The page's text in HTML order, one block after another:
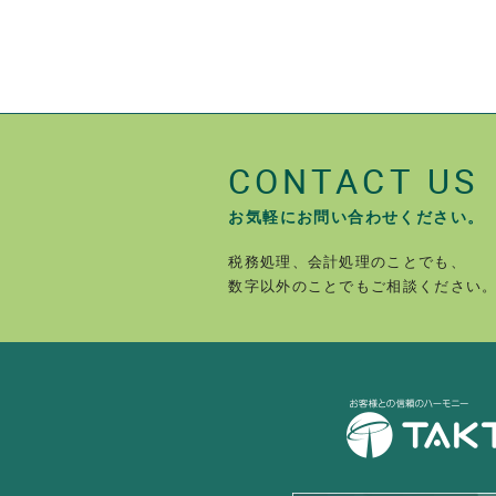
CONTACT US
お気軽にお問い合わせください。
税務処理、会計処理のことでも、
数字以外のことでもご相談ください。